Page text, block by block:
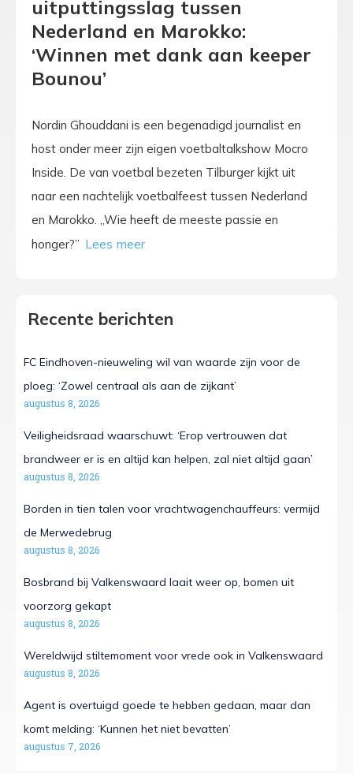
uitputtingsslag tussen
Nederland en Marokko:
‘Winnen met dank aan keeper
Bounou’
Nordin Ghouddani is een begenadigd journalist en
host onder meer zijn eigen voetbaltalkshow Mocro
Inside. De van voetbal bezeten Tilburger kijkt uit
naar een nachtelijk voetbalfeest tussen Nederland
en Marokko. „Wie heeft de meeste passie en
honger?’’
Recente berichten
FC Eindhoven-nieuweling wil van waarde zijn voor de
ploeg: ‘Zowel centraal als aan de zijkant’
augustus 8, 2026
Veiligheidsraad waarschuwt: ‘Erop vertrouwen dat
brandweer er is en altijd kan helpen, zal niet altijd gaan’
augustus 8, 2026
Borden in tien talen voor vrachtwagenchauffeurs: vermijd
de Merwedebrug
augustus 8, 2026
Bosbrand bij Valkenswaard laait weer op, bomen uit
voorzorg gekapt
augustus 8, 2026
Wereldwijd stiltemoment voor vrede ook in Valkenswaard
augustus 8, 2026
Agent is overtuigd goede te hebben gedaan, maar dan
komt melding: ‘Kunnen het niet bevatten’
augustus 7, 2026